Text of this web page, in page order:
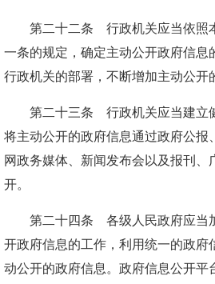
第二十二条 行政机关应当依照
一条的规定，确定主动公开政府信息
行政机关的部署，不断增加主动公开
第二十三条 行政机关应当建立健
将主动公开的政府信息通过政府公报
网政务媒体、新闻发布会以及报刊、
开。
第二十四条 各级人民政府应当加
开政府信息的工作，利用统一的政府
动公开的政府信息。政府信息公开平